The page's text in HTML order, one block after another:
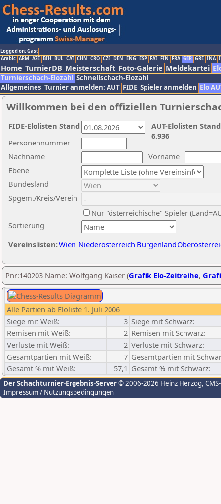
Logged on: Gast
Arabic ARM AZE BIH BUL CAT CHN CRO CZE DEN ENG ESP FAI FIN FRA GER GRE INA
Home TurnierDB Meisterschaft Foto-Galerie Meldekartei
Turnierschach-Elozahl Schnellschach-Elozahl
Allgemeines Turnier anmelden: AUT FIDE Spieler anmelden Elo
Willkommen bei den offiziellen
Nachname
Vorname
Ebene
Sortierung
Personennummer
Bundesland
Spgem./Kreis/Verein
Nur "österreichische" Spieler
Vereinslisten:Wien Niederösterreich Burgenland
AUT-Elolisten
6.936
FIDE-Elolisten Stand
Pnr:140203 Name: Wolfgang Kaiser (Grafik Elo-Zeitreihe,
Alle Partien ab Eloliste 1. Juli 2006
Siege mit Weiß:
3 Siege mit Schwarz:
Remisen mit Weiß:
2 Remisen mit Schwarz:
Verluste mit Weiß:
2 Verluste mit Schwarz:
Gesamtpartien mit Weiß:
7 Gesamtpartien mit
Gesamt % mit Weiß:
57,1 Gesamt % mit Schwarz:
Der Schachturnier-Ergebnis-Server© 2006-2026 Heinz Herzog,
Impressum / Nutzungsbedingungen